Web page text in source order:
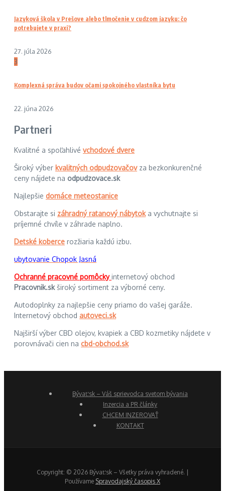
Jazyková škola v Prešove alebo tlmočenie v cudzom jazyku: čo
potrebujete v praxi?
27. júla 2026
3
Komplexná správa budov očami spokojného vlastníka bytu
22. júna 2026
Partneri
Kvalitné a spoľahlivé vchodové dvere
Široký výber kvalitných odpudzovačovza bezkonkurenčné
ceny nájdete na odpudzovace.sk
Najlepšie domáce meteostanice
Obstarajte si záhradný ratanový nábytoka vychutnajte si
príjemné chvíle v záhrade naplno.
Detské koberce rozžiaria každú izbu.
ubytovanie Chopok Jasná
Ochranné pracovné pomôckyinternetový obchod
Pracovnik.skširoký sortiment za výborné ceny.
Autodoplnky za najlepšie ceny priamo do vašej garáže.
Internetový obchod autoveci.sk
Najširší výber CBD olejov, kvapiek a CBD kozmetiky nájdete v
porovnávači cien na cbd-obchod.sk
Bývať.sk – Váš sprievodca svetom bývania
Inzercia a PR články
CHCEM INZEROVAŤ
KONTAKT
Copyright: © 2026 Bývať.sk – Všetky práva vyhradené. |
Používame Spravodajský časopis X